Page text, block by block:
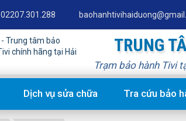
02207.301.288
TRUNG
Trạm bảo hành Tivi
Dịch vụ sửa chữa Tra cứu bảo